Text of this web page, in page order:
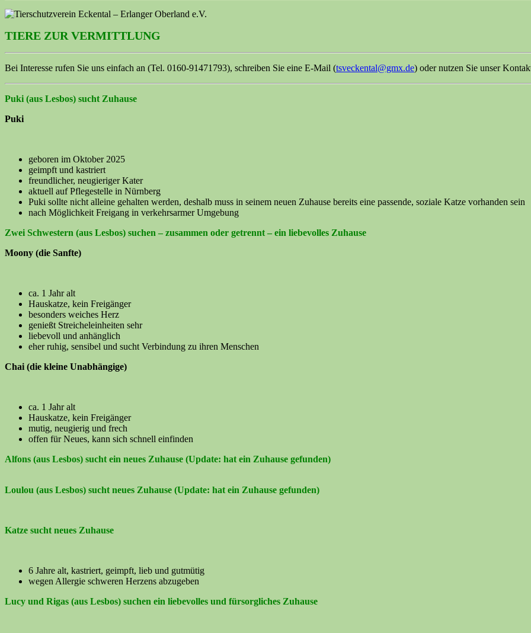
TIERE ZUR VERMITTLUNG
Bei Interesse rufen Sie uns einfach an (Tel. 0160-91471793), schreiben Sie eine E-Mail (tsveckental@gmx.de) oder nutzen Sie unser
Puki (aus Lesbos) sucht Zuhause
Puki
geboren im Oktober 2025
geimpft und kastriert
freundlicher, neugieriger Kater
aktuell auf Pflegestelle in Nürnberg
Puki sollte nicht alleine gehalten werden, deshalb muss in seinem neuen Zuhause bereits eine passende, soziale Katze vorhanden sein
nach Möglichkeit Freigang in verkehrsarmer Umgebung
Zwei Schwestern (aus Lesbos) suchen – zusammen oder getrennt – ein liebevolles Zuhause
Moony (die Sanfte)
ca. 1 Jahr alt
Hauskatze, kein Freigänger
besonders weiches Herz
genießt Streicheleinheiten sehr
liebevoll und anhänglich
eher ruhig, sensibel und sucht Verbindung zu ihren Menschen
Chai (die kleine Unabhängige)
ca. 1 Jahr alt
Hauskatze, kein Freigänger
mutig, neugierig und frech
offen für Neues, kann sich schnell einfinden
Alfons (aus Lesbos) sucht ein neues Zuhause (Update: hat ein Zuhause gefunden)
Loulou (aus Lesbos) sucht neues Zuhause (Update: hat ein Zuhause gefunden)
Katze sucht neues Zuhause
6 Jahre alt, kastriert, geimpft, lieb und gutmütig
wegen Allergie schweren Herzens abzugeben
Lucy und Rigas (aus Lesbos) suchen ein liebevolles und fürsorgliches Zuhause